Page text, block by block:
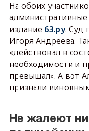
На обоих
административные
издание 63.ру. Суд
Игоря Андреева.
«действовал в
необходимости и
превышал». А вот
признали
Не жалеют